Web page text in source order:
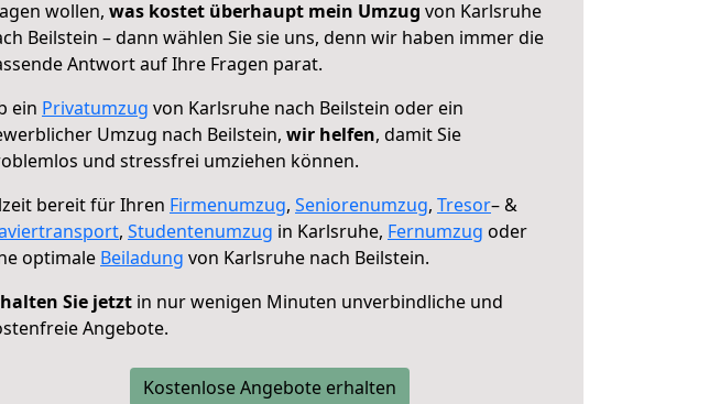
wollen, was kostet überhaupt mein Umzug von Karlsruhe
Beilstein – dann wählen Sie sie uns, denn wir haben immer die
Antwort auf Ihre Fragen parat.
ein Privatumzug von Karlsruhe nach Beilstein oder ein
Umzug nach Beilstein, wir helfen, damit Sie
und stressfrei umziehen können.
bereit für Ihren Firmenumzug, Seniorenumzug, Tresor– &
, Studentenumzug in Karlsruhe, Fernumzug oder
optimale Beiladung von Karlsruhe nach Beilstein.
Sie jetzt in nur wenigen Minuten unverbindliche und
Angebote.
Kostenlose Angebote erhalten